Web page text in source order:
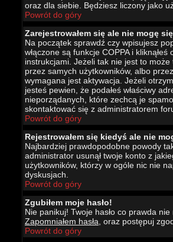
oraz dla siebie. Będziesz liczony jako
Powrót do góry
Zarejestrowałem się ale nie mogę
Na początek sprawdź czy wpisujesz
włączone są funkcje COPPA i kliknąłeś
instrukcjami. Jeżeli tak nie jest to
przez samych użytkowników, albo
wymagana jest aktywacja. Jeżeli
jesteś pewien, że podałeś właściwy
nieporządanych, które zechcą je
skontaktować się z administratorem
Powrót do góry
Rejestrowałem się kiedyś ale nie
Najbardziej prawdopodobne powody
administrator usunął twoje konto z
użytkowników, którzy w ogóle nic nie
dyskusjach.
Powrót do góry
Zgubiłem moje hasło!
Nie panikuj! Twoje hasło co prawda
Zapomniałem hasła , oraz postępuj
Powrót do góry